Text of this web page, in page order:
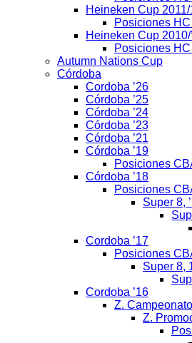
Heineken Cup 2011/
Posiciones HC
Heineken Cup 2010/
Posiciones HC
Autumn Nations Cup
Córdoba
Cordoba ’26
Córdoba ’25
Córdoba ’24
Córdoba ’23
Córdoba ’21
Córdoba ’19
Posiciones
Córdoba ’18
Posiciones
Super 8,
Cordoba ’17
Posiciones
Super 8,
Cordoba ’16
Z.
Z.